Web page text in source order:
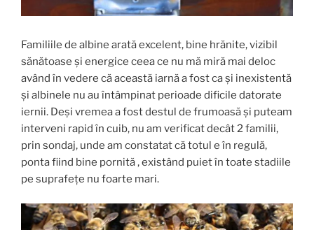
Familiile de albine arată excelent, bine hrănite, vizibil
sănătoase și energice ceea ce nu mă miră mai deloc
având în vedere că această iarnă a fost ca și inexistentă
și albinele nu au întâmpinat perioade dificile datorate
iernii. Deși vremea a fost destul de frumoasă și puteam
interveni rapid în cuib, nu am verificat decât 2 familii,
prin sondaj, unde am constatat că totul e în regulă,
ponta fiind bine pornită , existând puiet în toate stadiile
pe suprafețe nu foarte mari.